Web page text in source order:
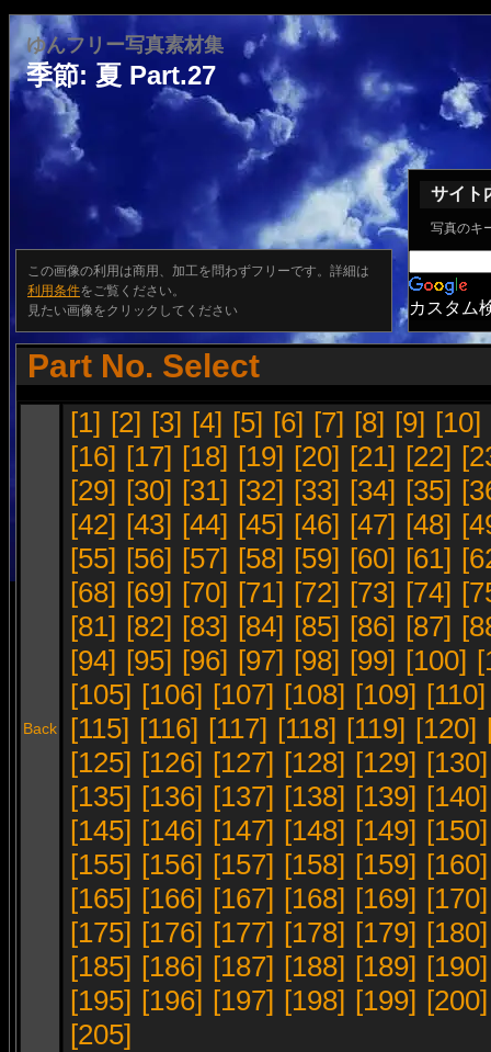
ゆんフリー写真素材集
季節: 夏 Part.27
この画像の利用は商用、加工を問わずフリーです。詳細は
利用条件をご覧ください。
見たい画像をクリックしてください
サイト
写真のキ
カスタム
Part No. Select
Back
[1] [2] [3] [4] [5] [6] [7] [8] [9] [10]
[16] [17] [18] [19] [20] [21] [22]
[29] [30] [31] [32] [33] [34] [35]
[42] [43] [44] [45] [46] [47] [48]
[55] [56] [57] [58] [59] [60] [61]
[68] [69] [70] [71] [72] [73] [74]
[81] [82] [83] [84] [85] [86] [87]
[94] [95] [96] [97] [98] [99] [100]
[105] [106] [107] [108] [109] [110]
[115] [116] [117] [118] [119] [120]
[125] [126] [127] [128] [129] [130]
[135] [136] [137] [138] [139] [140]
[145] [146] [147] [148] [149] [150]
[155] [156] [157] [158] [159] [160]
[165] [166] [167] [168] [169] [170]
[175] [176] [177] [178] [179] [180]
[185] [186] [187] [188] [189] [190]
[195] [196] [197] [198] [199] [200]
[205]